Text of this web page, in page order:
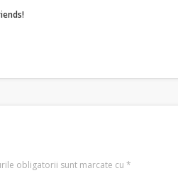
obligatorii sunt marcate cu*